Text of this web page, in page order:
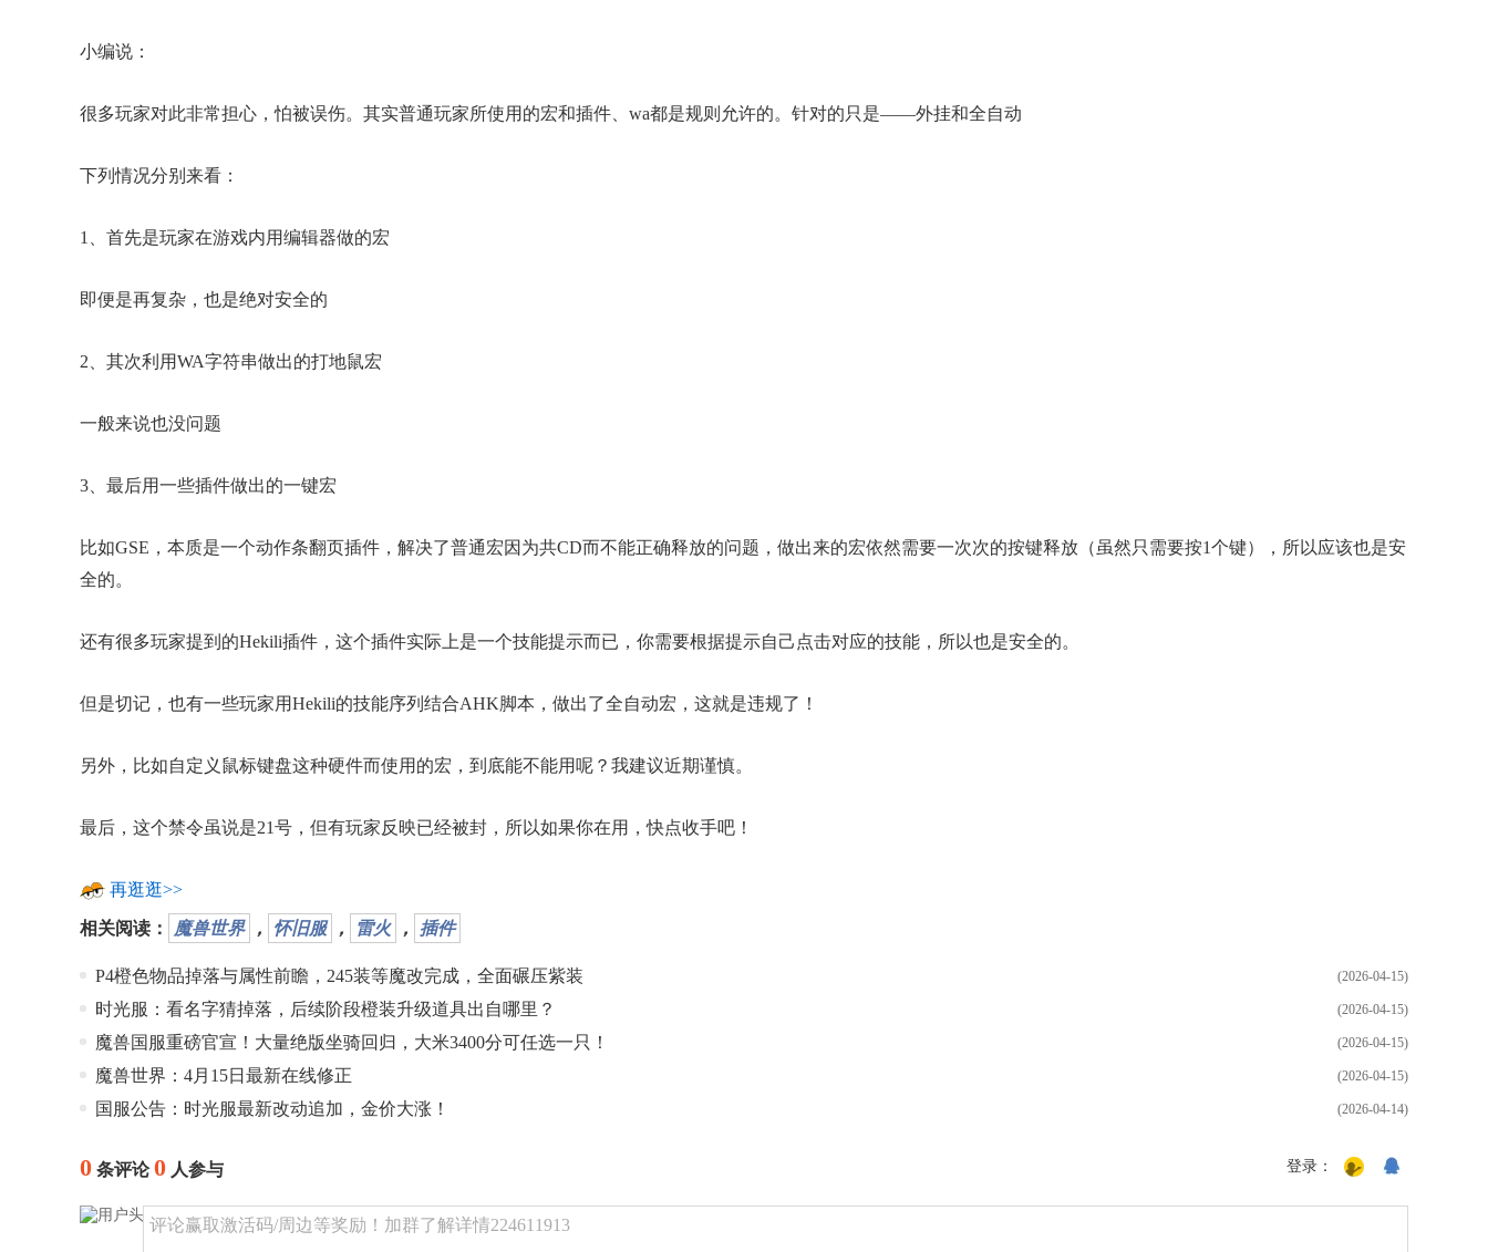
小编说：
很多玩家对此非常担心，怕被误伤。其实普通玩家所使用的宏和插件、wa都是规则允许的。 针对的只是——外挂和全自动
下列情况分别来看：
1、首先是玩家在游戏内用编辑器做的宏
即便是再复杂，也是绝对安全的
2、其次利用WA字符串做出的打地鼠宏
一般来说也没问题
3、最后用一些插件做出的一键宏
比如GSE ，本质是一个动作条翻页插件，解决了普通宏因为共CD而不能正确释放的问题，做出来的宏依然需要一次次的按键释放（虽然只需要按1个键），所以应该也是安
全的。
还有很多玩家提到的Hekili插件，这个插件实际上是一个技能提示而已，你需要根据提示自己点击对应的技能，所以也是安全的。
但是切记，也有一些玩家用Hekili的技能序列结合AHK脚本，做出了全自动宏，这就是违规了！
另外，比如自定义鼠标键盘这种硬件而使用的宏，到底能不能用呢？我建议近期谨慎。
最后，这个禁令虽说是21号，但有玩家反映已经被封，所以如果你在用，快点收手吧！
再逛逛>>
相关阅读： 魔兽世界 ， 怀旧服 ， 雷火 ， 插件
(2026-04-15)
P4橙色物品掉落与属性前瞻，245装等魔改完成，全面碾压紫装
(2026-04-15)
时光服：看名字猜掉落，后续阶段橙装升级道具出自哪里？
(2026-04-15)
魔兽国服重磅官宣！大量绝版坐骑回归，大米3400分可任选一只！
(2026-04-15)
魔兽世界：4月15日最新在线修正
(2026-04-14)
国服公告：时光服最新改动追加，金价大涨！
0 条评论0 人参与 登录：
评论赢取激活码/周边等奖励！加群了解详情224611913